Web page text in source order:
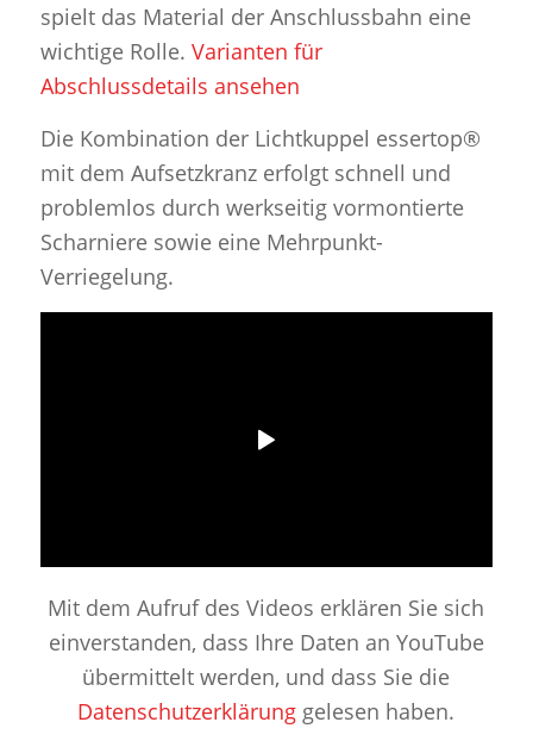
spielt das Material der Anschlussbahn eine
wichtige Rolle. Varianten für
Abschlussdetails ansehen
Die Kombination der Lichtkuppel essertop®
mit dem Aufsetzkranz erfolgt schnell und
problemlos durch werkseitig vormontierte
Scharniere sowie eine Mehrpunkt-
Verriegelung.
Mit dem Aufruf des Videos erklären Sie sich
einverstanden, dass Ihre Daten an YouTube
übermittelt werden, und dass Sie die
Datenschutzerklärung gelesen haben.